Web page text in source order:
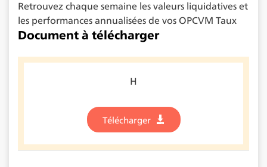
Retrouvez chaque semaine les valeurs liquidatives et
les performances annualisées de vos OPCVM Taux
Document à télécharger
H
Télécharger